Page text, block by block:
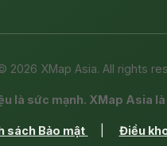
2026 XMap Asia. All rights
là sức mạnh. XMap Asia
sách Bảo mật Điều